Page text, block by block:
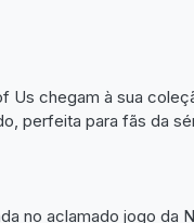
Us chegam à sua
perfeita para fãs da
no aclamado jogo da